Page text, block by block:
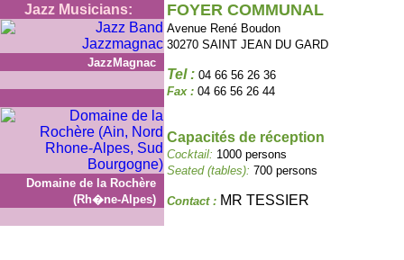
Jazz Musicians:
JazzMagnac
Domaine de la Rochère
(Rh�ne-Alpes)
FOYER COMMUNAL
Avenue René Boudon
30270 SAINT JEAN DU GARD
Tel : 04 66 56 26 36
Fax : 04 66 56 26 44
Capacités de réception
Cocktail: 1000 persons
Seated (tables): 700 persons
Contact : MR TESSIER